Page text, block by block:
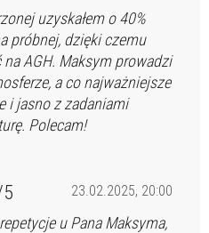
uzyskałem o 40%
próbnej, dzięki czemu
na AGH. Maksym prowadzi
a co najważniejsze
i jasno z zadaniami
Polecam!
23.02.2025, 20:00
u Pana Maksyma,